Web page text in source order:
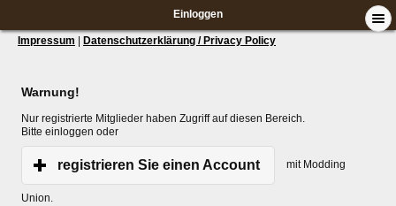
Einloggen
Impressum Datenschutzerklärung / Privacy Policy
Warnung!
Nur registrierte Mitglieder haben Zugriff auf diesen Bereich.
Bitte einloggen oder
registrieren Sie einen Account mit Modding
Union.